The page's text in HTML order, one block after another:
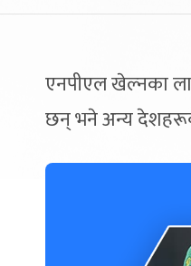
एनपीएल खेल्नका
छन् भने अन्य